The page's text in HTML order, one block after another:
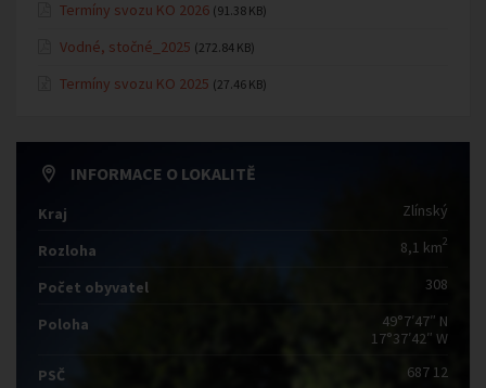
Termíny svozu KO 2026 (91.38 KB)
Vodné, stočné_2025 (272.84 KB)
Termíny svozu KO 2025 (27.46 KB)
INFORMACE O LOKALITĚ
Kraj Zlínský
Rozloha 8,1 km2
Počet obyvatel 308
Poloha
49°7′47″ N
17°37′42″ W
PSČ
687 12